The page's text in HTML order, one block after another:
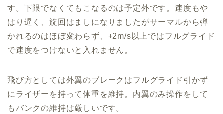
す。下限でなくてもこなるのは予定外です。速度もや
はり遅く、旋回はましになりましたがサーマルから弾
かれるのはほぼ変わらず、+2m/s以上ではフルグライド
で速度をつけないと入れません。
飛び方としては外翼のブレークはフルグライド引かず
にライザーを持って体重を維持。内翼のみ操作をして
もバンクの維持は厳しいです。